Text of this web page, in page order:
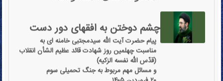
چشم دوختن به افقهای دور دست
پیام حضرت آیت الله سیدمجتبی خامنه ای به
مناسبت چهلمین روز شهادت قائد عظیم الشأن انقلاب
(قدّس الله نفسه الزکیه)
و مسائل مهم مربوط به جنگ تحمیلی سوم
۲۰ فروردین ۱۴۰۵